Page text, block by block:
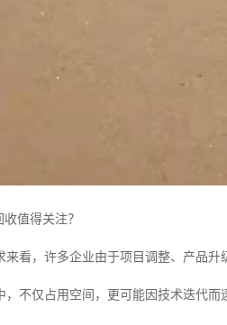
值得关注？
来看，许多企业由于项目调整、产品
，不仅占用空间，更可能因技术迭代